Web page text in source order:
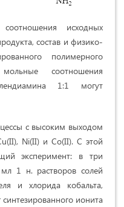
исходных
состав и физико-
полимерного
соотношения
1:1 могут
с высоким выходом
Ni(II) и Co(II). С этой
эксперимент: в три
1 н. растворов солей
и хлорида кобальта,
ионита